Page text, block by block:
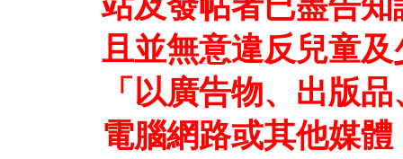
且並無意違反兒童
「以廣告物、出版
電腦網路或其他媒